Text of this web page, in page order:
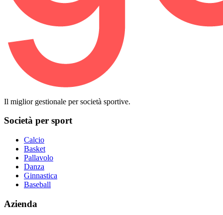
Il miglior gestionale per società sportive.
Società per sport
Calcio
Basket
Pallavolo
Danza
Ginnastica
Baseball
Azienda